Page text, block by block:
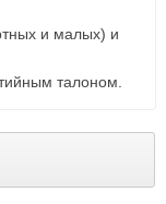
и малых) и
талоном.